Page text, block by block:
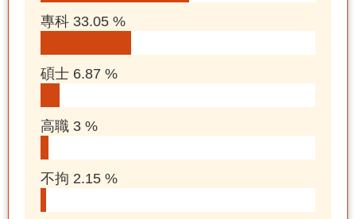
專科 33.05 %
碩士 6.87 %
高職 3 %
不拘 2.15 %